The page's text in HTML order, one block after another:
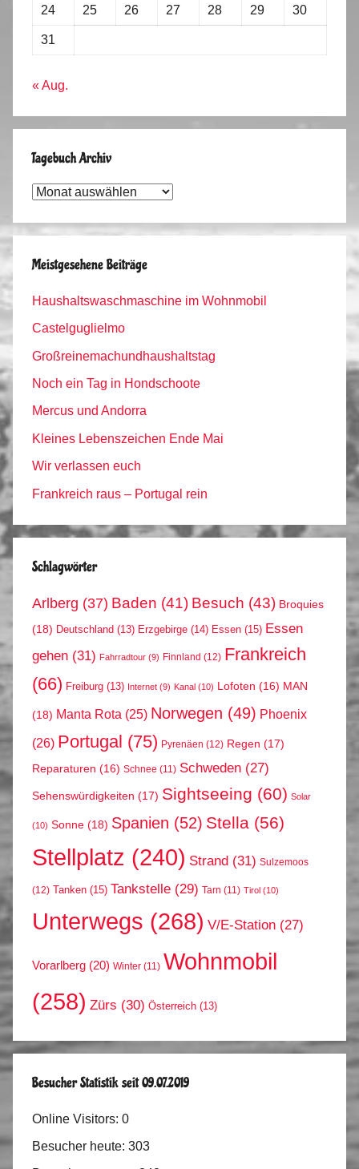
24 25 26 27 28 29 30
31
« Aug.
Tagebuch Archiv
Tagebuch
Meistgesehene Beiträge
Haushaltswaschmaschine im Wohnmobil
Castelguglielmo
Großreinemachundhaushaltstag
Noch ein Tag in Hondschoote
Mercus und Andorra
Kleines Lebenszeichen Ende Mai
Wir verlassen euch
Frankreich raus – Portugal rein
Schlagwörter
Arlberg (37) Baden (41) Besuch (43) Broquies
(18) Deutschland (13) Erzgebirge (14) Essen (15) Essen
gehen (31) Fahrradtour (9) Finnland (12) Frankreich
(66) Freiburg (13) Internet (9) Kanal (10) Lofoten (16) MAN
(18) Manta Rota (25) Norwegen (49) Phoenix
(26) Portugal (75) Pyrenäen (12) Regen (17)
Reparaturen (16) Schnee (11) Schweden (27)
Sehenswürdigkeiten (17) Sightseeing (60) Solar
(10) Sonne (18) Spanien (52) Stella (56)
Stellplatz (240) Strand (31) Sulzemoos
(12) Tanken (15) Tankstelle (29) Tarn (11) Tirol (10)
Unterwegs (268) V/E-Station (27)
Vorarlberg (20) Winter (11) Wohnmobil
(258) Zürs (30) Österreich (13)
Besucher Statistik seit 09.07.2019
Online Visitors: 0
Besucher heute: 303